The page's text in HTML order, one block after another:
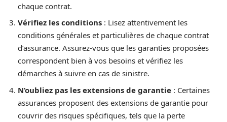
chaque contrat.
Vérifiez les conditions : Lisez attentivement les
conditions générales et particulières de chaque contrat
d’assurance. Assurez-vous que les garanties proposées
correspondent bien à vos besoins et vérifiez les
démarches à suivre en cas de sinistre.
N’oubliez pas les extensions de garantie : Certaines
assurances proposent des extensions de garantie pour
couvrir des risques spécifiques, tels que la perte